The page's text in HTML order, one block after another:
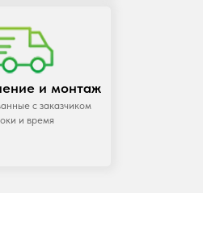
с заказчиком
и время
и монтаж